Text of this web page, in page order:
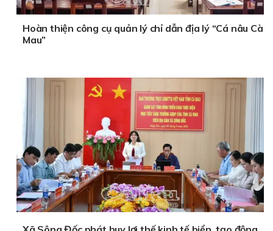
Hoàn thiện công cụ quản lý chỉ dẫn địa lý “Cá nâu Cà
Mau”